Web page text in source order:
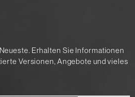
Erhalten Sie Informationen
Versionen, Angebote und vieles